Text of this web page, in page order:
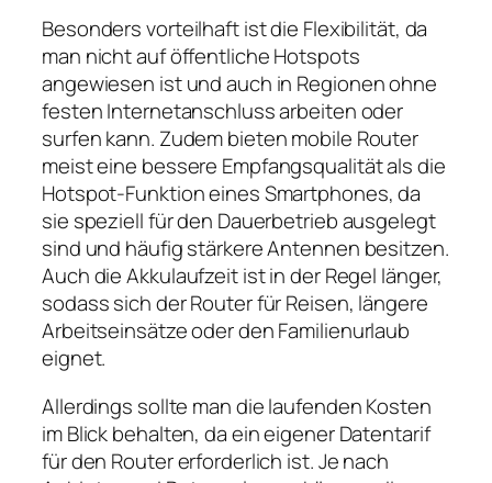
Besonders vorteilhaft ist die Flexibilität, da
man nicht auf öffentliche Hotspots
angewiesen ist und auch in Regionen ohne
festen Internetanschluss arbeiten oder
surfen kann. Zudem bieten mobile Router
meist eine bessere Empfangsqualität als die
Hotspot‑Funktion eines Smartphones, da
sie speziell für den Dauerbetrieb ausgelegt
sind und häufig stärkere Antennen besitzen.
Auch die Akkulaufzeit ist in der Regel länger,
sodass sich der Router für Reisen, längere
Arbeitseinsätze oder den Familienurlaub
eignet.
Allerdings sollte man die laufenden Kosten
im Blick behalten, da ein eigener Datentarif
für den Router erforderlich ist. Je nach